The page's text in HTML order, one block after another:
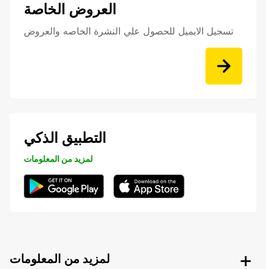
العروض الخاصة
تسجيل الايميل للحصول علي النشرة الخاصه والعروض
التطبيق الذكي
لمزيد من المعلومات
لمزيد من المعلومات